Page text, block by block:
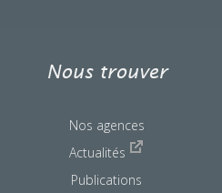
Nous trouver
Nos agences
Actualités
Publications